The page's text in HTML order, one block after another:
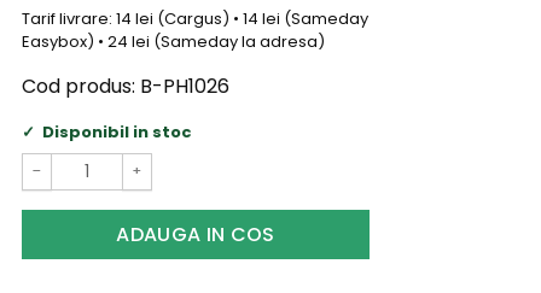
Tarif livrare: 14 lei (Cargus) • 14 lei (Sameday
Easybox) • 24 lei (Sameday la adresa)
Cod produs: B-PH1026
Disponibil in stoc
− +
ADAUGA IN COS